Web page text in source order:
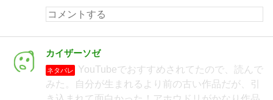
カイザーソゼ
ネタバレ
YouTubeでおすすめされてたので、読んで
みた。自分が生まれるより前の古い作品だが、引